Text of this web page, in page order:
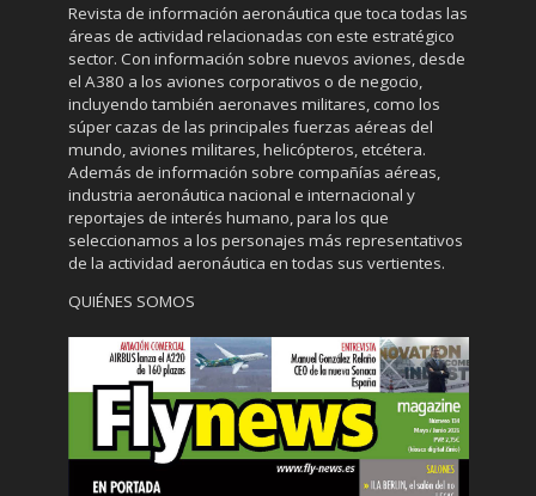
Revista de información aeronáutica que toca todas las
áreas de actividad relacionadas con este estratégico
sector. Con información sobre nuevos aviones, desde
el A380 a los aviones corporativos o de negocio,
incluyendo también aeronaves militares, como los
súper cazas de las principales fuerzas aéreas del
mundo, aviones militares, helicópteros, etcétera.
Además de información sobre compañías aéreas,
industria aeronáutica nacional e internacional y
reportajes de interés humano, para los que
seleccionamos a los personajes más representativos
de la actividad aeronáutica en todas sus vertientes.
QUIÉNES SOMOS